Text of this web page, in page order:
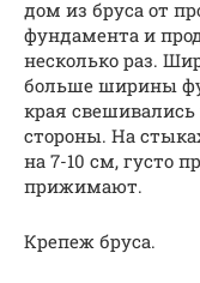
дом из бруса от
фундамента и
несколько раз.
больше ширины
края свешивались
стороны. На
на 7-10 см, густо
прижимают.
Крепеж бруса.